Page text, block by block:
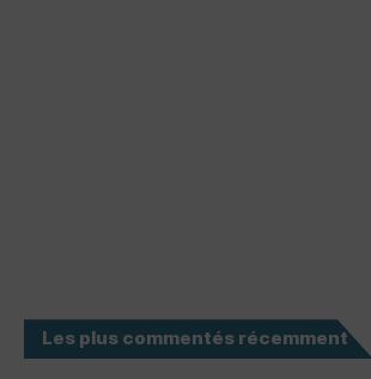
Les plus commentés récemment